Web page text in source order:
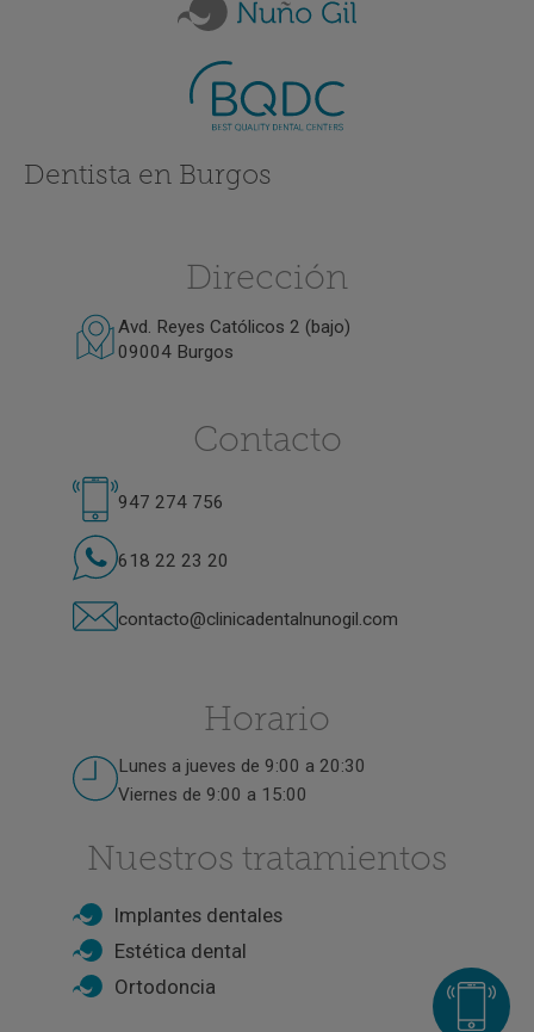
Dentista en Burgos
Dirección
Avd. Reyes Católicos 2 (bajo)
09004 Burgos
Contacto
947 274 756
618 22 23 20
contacto@clinicadentalnunogil.com
Horario
Lunes a jueves de 9:00 a 20:30
Viernes de 9:00 a 15:00
Nuestros tratamientos
Implantes dentales
Estética dental
Ortodoncia